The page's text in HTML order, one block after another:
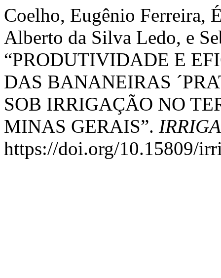
Coelho, Eugênio Ferreira,
Alberto da Silva Ledo, e
“PRODUTIVIDADE E
DAS BANANEIRAS
SOB IRRIGAÇÃO NO
MINAS GERAIS”. IRRIGA
https://doi.org/10.15809/